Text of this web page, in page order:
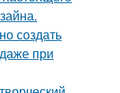
создать
при